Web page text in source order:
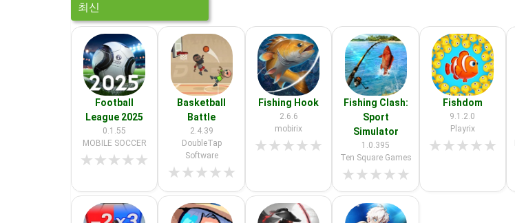
최신
Football
League 2025
0.1.55
MOBILE SOCCER
★★★★★
Basketball
Battle
2.4.39
DoubleTap
Software
★★★★★
Fishing Hook
2.6.6
mobirix
★★★★★
Fishing Clash:
Sport
Simulator
1.0.395
Ten Square Games
★★★★★
Fishdom
9.1.2.0
Playrix
★★★★★